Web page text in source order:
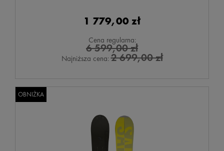
1 779,00 zł
Cena regularna:
6 599,00 zł
Najniższa cena:2 699,00 zł
OBNIŻKA